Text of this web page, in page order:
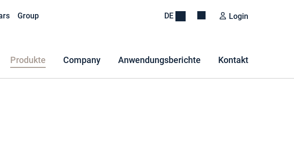
Group DE Login
Produkte Company Anwendungsberichte Kontakt